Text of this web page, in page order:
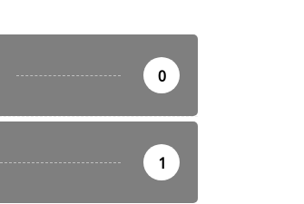
ការត្រួតពិនិត្យ និងចាប់ខ្លួនជនអន្តោប្រវេសន៍ខុ
0
1